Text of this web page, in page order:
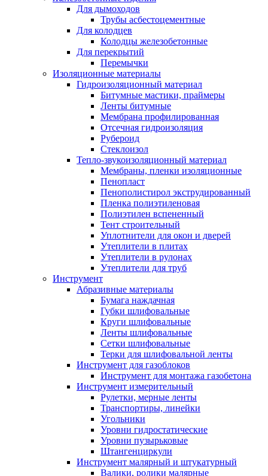
Для дымоходов
Трубы асбестоцементные
Для колодцев
Колодцы железобетонные
Для перекрытий
Перемычки
Изоляционные материалы
Гидроизоляционный материал
Битумные мастики, праймеры
Ленты битумные
Мембрана профилированная
Отсечная гидроизоляция
Рубероид
Стеклоизол
Тепло-звукоизоляционный материал
Мембраны, пленки изоляционные
Пенопласт
Пенополистирол экструдированный
Пленка полиэтиленовая
Полиэтилен вспененный
Тент строительный
Уплотнители для окон и дверей
Утеплители в плитах
Утеплители в рулонах
Утеплители для труб
Инструмент
Абразивные материалы
Бумага наждачная
Губки шлифовальные
Круги шлифовальные
Ленты шлифовальные
Сетки шлифовальные
Терки для шлифовальной ленты
Инструмент для газоблоков
Инструмент для монтажа газобетона
Инструмент измерительный
Рулетки, мерные ленты
Транспортиры, линейки
Угольники
Уровни гидростатические
Уровни пузырьковые
Штангенциркули
Инструмент малярный и штукатурный
Валики, ролики малярные